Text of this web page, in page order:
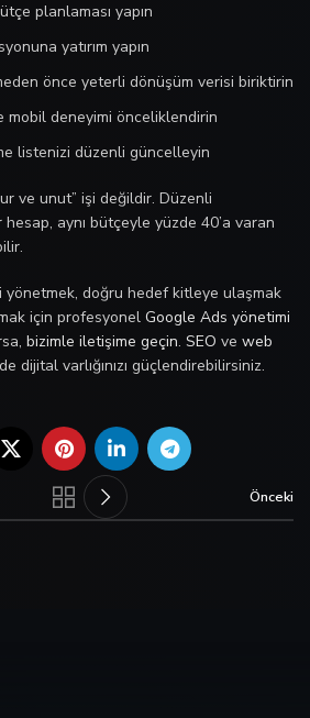
planlaması yapın
yatırım yapın
önce yeterli dönüşüm verisi biriktirin
mobil deneyimi önceliklendirin
listenizi düzenli güncelleyin
ve unut” işi değildir. Düzenli
aynı bütçeyle yüzde 40’a varan
yönetmek, doğru hedef kitleye ulaşmak
için profesyonel Google Ads yönetimi
bizimle iletişime geçin. SEO ve web
dijital varlığınızı güçlendirebilirsiniz.
Önceki